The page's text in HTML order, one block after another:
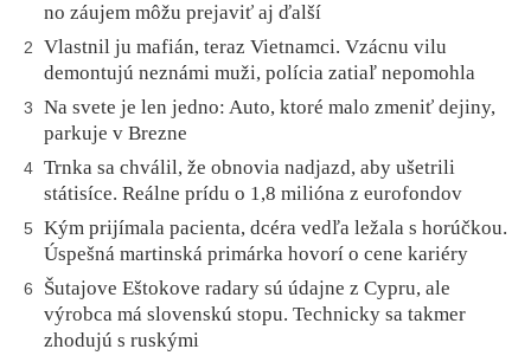
no záujem môžu prejaviť aj ďalší
2
Vlastnil ju mafián, teraz Vietnamci. Vzácnu vilu
demontujú neznámi muži, polícia zatiaľ nepomohla
3
Na svete je len jedno: Auto, ktoré malo zmeniť dejiny,
parkuje v Brezne
4 Trnka sa chválil, že obnovia nadjazd, aby ušetrili
státisíce. Reálne prídu o 1,8 milióna z eurofondov
5
Kým prijímala pacienta, dcéra vedľa ležala s horúčkou.
Úspešná martinská primárka hovorí o cene kariéry
6
Šutajove Eštokove radary sú údajne z Cypru, ale
výrobca má slovenskú stopu. Technicky sa takmer
zhodujú s ruskými